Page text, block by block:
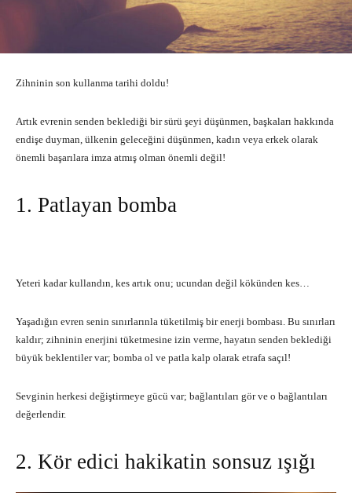
Zihninin son kullanma tarihi doldu!
Artık evrenin senden beklediği bir sürü şeyi düşünmen, başkaları hakkında
endişe duyman, ülkenin geleceğini düşünmen, kadın veya erkek olarak
önemli başarılara imza atmış olman önemli değil!
1. Patlayan bomba
Yeteri kadar kullandın, kes artık onu; ucundan değil kökünden kes…
Yaşadığın evren senin sınırlarınla tüketilmiş bir enerji bombası. Bu sınırları
kaldır; zihninin enerjini tüketmesine izin verme, hayatın senden beklediği
büyük beklentiler var; bomba ol ve patla kalp olarak etrafa saçıl!
Sevginin herkesi değiştirmeye gücü var; bağlantıları gör ve o bağlantıları
değerlendir.
2. Kör edici hakikatin sonsuz ışığı